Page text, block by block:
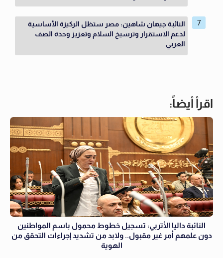
النائبة جيهان شاهين: مصر ستظل الركيزة الأساسية
لدعم الاستقرار وترسيخ السلام وتعزيز وحدة الصف
العربي
اقرأ أيضاً:
النائبة داليا الأتربي: تسجيل خطوط محمول باسم المواطنين
دون علمهم أمر غير مقبول.. ولابد من تشديد إجراءات التحقق من
الهوية